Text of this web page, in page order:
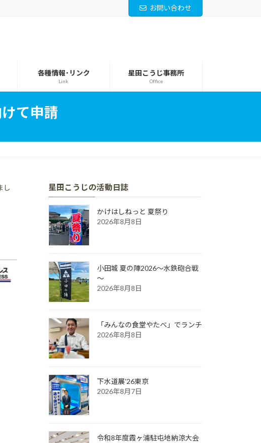
お問い合わせ
各種情報･リンク
Link
星田こうじ事務所
Office
て申請
し
星田こうじの活動日誌
かけはしねっと 夏祭り
2026年8月8日
小田城 夏の陣2026～水鉄砲合戦
～
2026年8月8日
「みんなの食堂やたべ」でランチ
2026年8月8日
下水道展'26東京
2026年8月7日
令和8年度霞ヶ浦駐屯地納涼大会